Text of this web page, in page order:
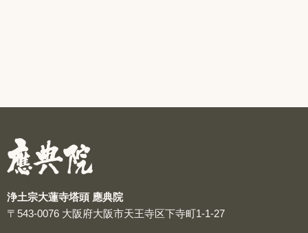
浄土宗大蓮寺塔頭 應典院
〒543-0076 大阪府大阪市天王寺区下寺町1-1-27